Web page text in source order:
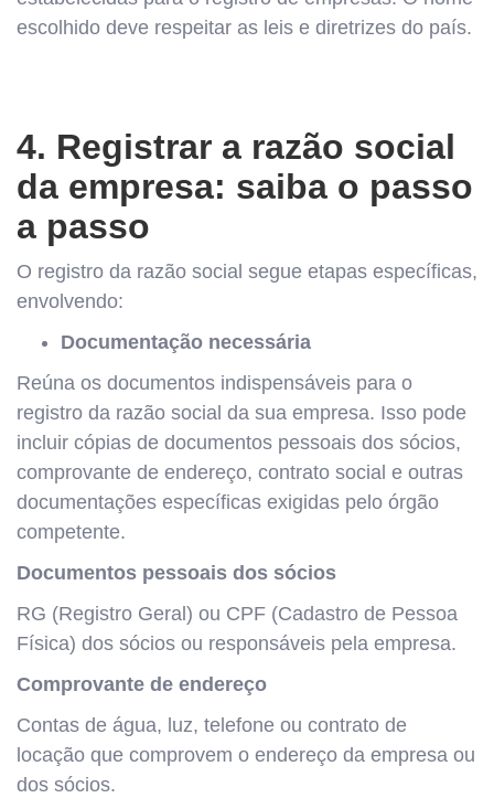
escolhido deve respeitar as leis e diretrizes do país.
4. Registrar a razão social
da empresa: saiba o passo
a passo
O registro da razão social segue etapas específicas,
envolvendo:
Documentação necessária
Reúna os documentos indispensáveis para o
registro da razão social da sua empresa. Isso pode
incluir cópias de documentos pessoais dos sócios,
comprovante de endereço, contrato social e outras
documentações específicas exigidas pelo órgão
competente.
Documentos pessoais dos sócios
RG (Registro Geral) ou CPF (Cadastro de Pessoa
Física) dos sócios ou responsáveis pela empresa.
Comprovante de endereço
Contas de água, luz, telefone ou contrato de
locação que comprovem o endereço da empresa ou
dos sócios.